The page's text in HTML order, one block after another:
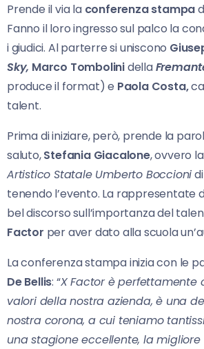
Prende il via la conferenza stampa
Fanno il loro ingresso sul palco la
i giudici. Al parterre si uniscono
Sky, Marco Tombolinidella
produce il format) e Paola Costa,
talent.
Prima di iniziare, però, prende la
saluto,Stefania Giacalone, ovvero
Artistico Statale Umberto Boccioni
tenendo l’evento. La rappresentate
bel discorso sull’importanza del
Factor per aver dato alla scuola
La conferenza stampa inizia con le
De Bellis: “X Factor è perfettamente
valori della nostra azienda, è una
nostra corona, a cui teniamo
una stagione eccellente, la